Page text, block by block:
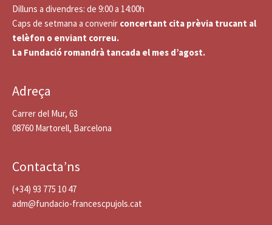
Dilluns a divendres: de 9:00 a 14:00h
Caps de setmana a convenir concertant cita prèvia trucant al
telèfon o enviant correu.
La Fundació romandrà tancada el mes d’agost.
Adreça
Carrer del Mur, 63
08760 Martorell, Barcelona
Contacta’ns
(+34) 93 775 10 47
adm@fundacio-francescpujols.cat